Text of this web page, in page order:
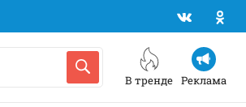
В тренде Реклама